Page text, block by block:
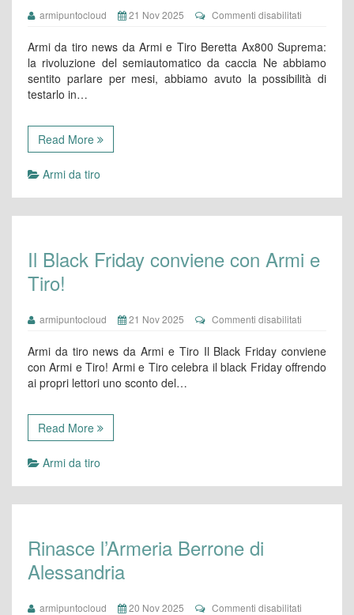
armipuntocloud 21 Nov 2025 Commenti disabilitati
Suprema:
la
rivoluzione
Armi da tiro news da Armi e Tiro Beretta Ax800 Suprema:
la rivoluzione del semiautomatico da caccia Ne abbiamo
sentito parlare per mesi, abbiamo avuto la possibilità di
testarlo in…
Read More
Armi da tiro
Il Black Friday conviene con Armi e
Tiro!
armipuntocloud 21 Nov 2025 Commenti disabilitati
Friday
conviene
Armi da tiro news da Armi e Tiro Il Black Friday conviene
con Armi e Tiro! Armi e Tiro celebra il black Friday offrendo
ai propri lettori uno sconto del…
Read More
Armi da tiro
Rinasce l’Armeria Berrone di
Alessandria
armipuntocloud 20 Nov 2025 Commenti disabilitati